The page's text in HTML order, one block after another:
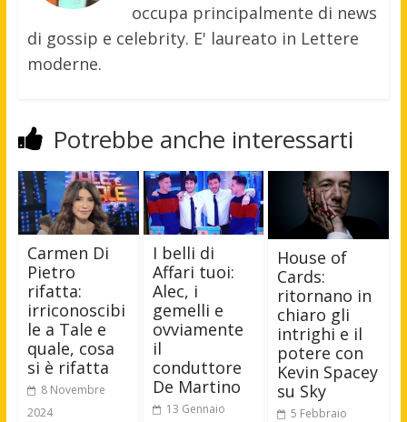
occupa principalmente di news
di gossip e celebrity. E' laureato in Lettere
moderne.
Potrebbe anche interessarti
Carmen Di
Pietro
rifatta:
irriconoscibi
le a Tale e
quale, cosa
si è rifatta
8 Novembre
2024
I belli di
Affari tuoi:
Alec, i
gemelli e
ovviamente
il
conduttore
De Martino
13 Gennaio
House of
Cards:
ritornano in
chiaro gli
intrighi e il
potere con
Kevin Spacey
su Sky
5 Febbraio